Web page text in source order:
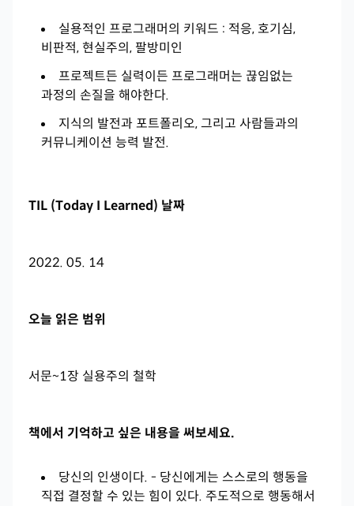
실용적인 프로그래머의 키워드 : 적응, 호기심,
비판적, 현실주의, 팔방미인
프로젝트든 실력이든 프로그래머는 끊임없는
과정의 손질을 해야한다.
지식의 발전과 포트폴리오, 그리고 사람들과의
커뮤니케이션 능력 발전.
TIL (Today I Learned) 날짜
2022. 05. 14
오늘 읽은 범위
서문~1장 실용주의 철학
책에서 기억하고 싶은 내용을 써보세요.
당신의 인생이다. - 당신에게는 스스로의 행동을
직접 결정할 수 있는 힘이 있다. 주도적으로 행동해서